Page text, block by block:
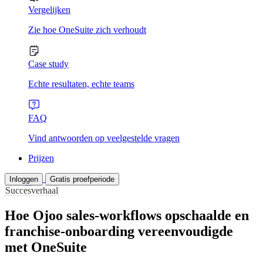
Vergelijken
Zie hoe OneSuite zich verhoudt
Case study
Echte resultaten, echte teams
FAQ
Vind antwoorden op veelgestelde vragen
Prijzen
Inloggen Gratis proefperiode
Succesverhaal
Hoe Ojoo sales-workflows opschaalde en
franchise-onboarding vereenvoudigde
met OneSuite